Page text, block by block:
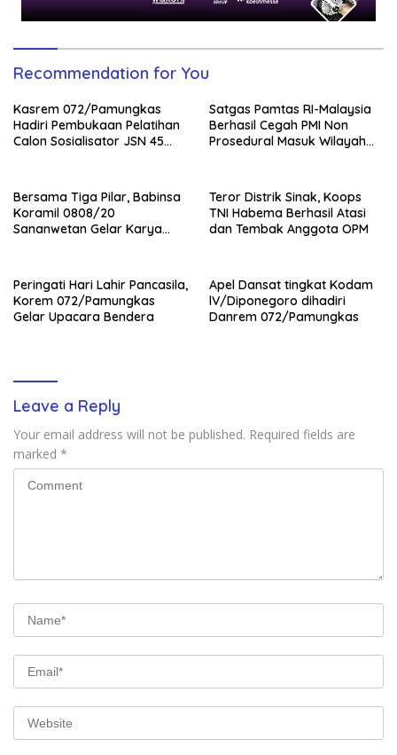
Recommendation for You
Kasrem 072/Pamungkas
Hadiri Pembukaan Pelatihan
Calon Sosialisator JSN 45
Satgas Pamtas RI-Malaysia
Berhasil Cegah PMI Non
Prosedural Masuk Wilayah
Bersama Tiga Pilar, Babinsa
Koramil 0808/20
Sananwetan Gelar Karya
Teror Distrik Sinak, Koops
TNI Habema Berhasil Atasi
dan Tembak Anggota OPM
Peringati Hari Lahir Pancasila,
Korem 072/Pamungkas
Gelar Upacara Bendera
Apel Dansat tingkat Kodam
lV/Diponegoro dihadiri
Danrem 072/Pamungkas
Leave a Reply
Your email address will not be published. Required fields are
marked *